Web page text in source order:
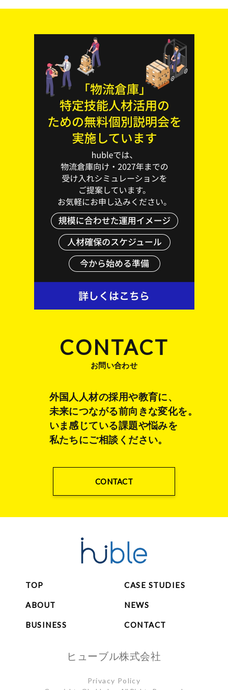
CONTACT
お問い合わせ
外国人人材の採用や教育に、
未来につながる前向きな変化を。
いま感じている課題や悩みを
私たちにご相談ください。
CONTACT
ヒューブル株式会社
TOP CASE STUDIES
ABOUT NEWS
BUSINESS CONTACT
Privacy Policy